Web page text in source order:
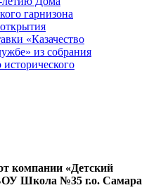
гарнизона
«Казачество
из собрания
исторического
компании «Детский
Школа №35 г.о. Самара